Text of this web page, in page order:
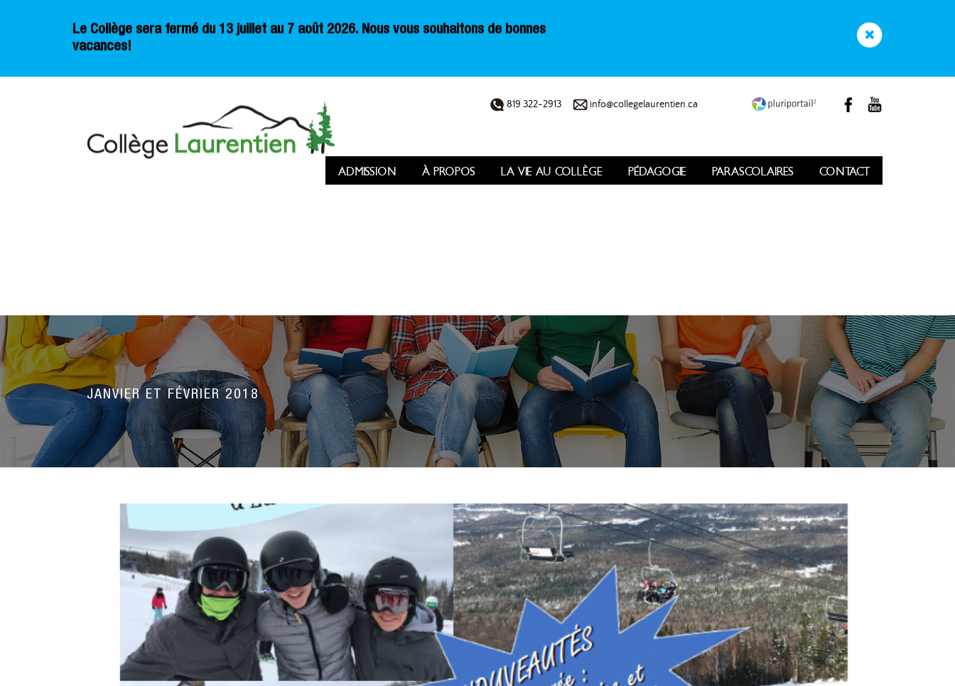
Le Collège sera fermé du 13 juillet au 7 août 2026. Nous vous souhaitons de bonnes
vacances!
819 322-2913 info@collegelaurentien.ca
ADMISSION À PROPOS LA VIE AU COLLÈGE PÉDAGOGIE PARASCOLAIRES CONTACT
JANVIER ET FÉVRIER 2018